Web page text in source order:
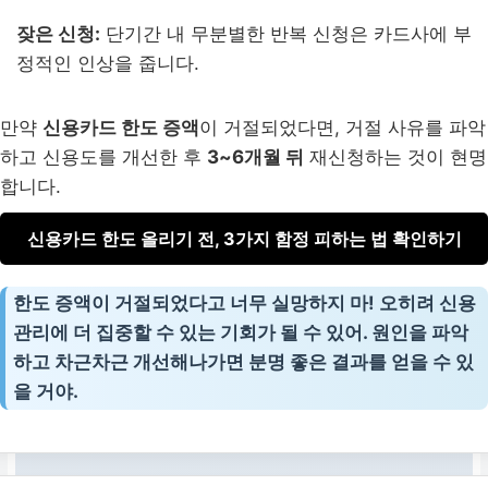
잦은 신청: 단기간 내 무분별한 반복 신청은 카드사에 부
정적인 인상을 줍니다.
만약 신용카드 한도 증액이 거절되었다면, 거절 사유를 파악
하고 신용도를 개선한 후 3~6개월 뒤 재신청하는 것이 현명
합니다.
신용카드 한도 올리기 전, 3가지 함정 피하는 법 확인하기
한도 증액이 거절되었다고 너무 실망하지 마! 오히려 신용
관리에 더 집중할 수 있는 기회가 될 수 있어. 원인을 파악
하고 차근차근 개선해나가면 분명 좋은 결과를 얻을 수 있
을 거야.